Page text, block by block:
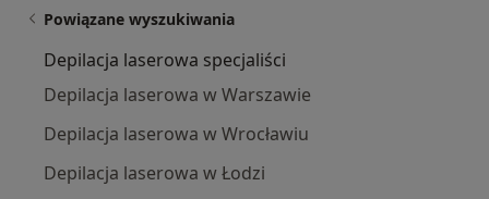
Powiązane wyszukiwania
Depilacja laserowa specjaliści
Depilacja laserowa w Warszawie
Depilacja laserowa w Wrocławiu
Depilacja laserowa w Łodzi